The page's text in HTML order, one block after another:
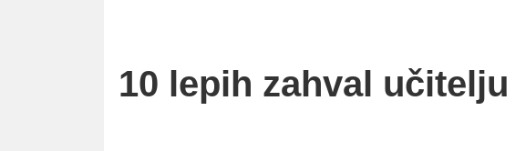
10 lepih zahval učitelju